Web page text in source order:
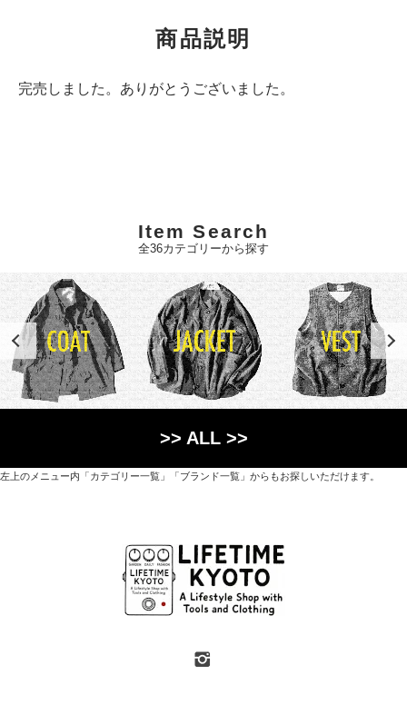
商品説明
完売しました。ありがとうございました。
Item Search
全36カテゴリーから探す
>> ALL >>
左上のメニュー内「カテゴリー一覧」「ブランド一覧」からもお探しいただけます。
オリジナルを含むファッションアイテムが中心の
京都・紫野にあるライフスタイルショップです。
京都府京都市北区紫野上築山町21（1階と2階）
定休日 / 水・日曜